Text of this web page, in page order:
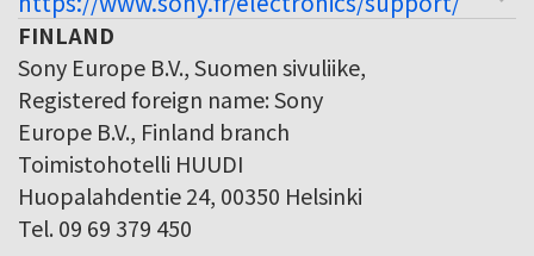
FINLAND
Sony Europe B.V., Suomen sivuliike,
Registered foreign name: Sony
Europe B.V., Finland branch
Toimistohotelli HUUDI
Huopalahdentie 24, 00350 Helsinki
Tel. 09 69 379 450